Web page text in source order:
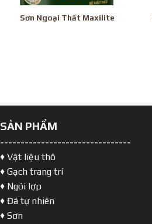
Sơn Ngoại Thất Maxilite
SẢN PHẨM
--------------------------------
♦ Vật liệu thô
♦ Gạch trang trí
♦ Ngói lợp
♦ Đá tự nhiên
♦ Sơn